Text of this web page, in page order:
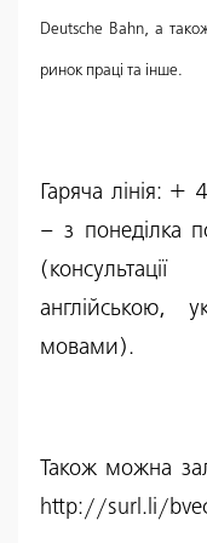
Deutsche Bahn, а
ринок праці та інше.
Гаряча лінія:
– з понеділка
англійською,
мовами).
Також можна
http://surl.li/